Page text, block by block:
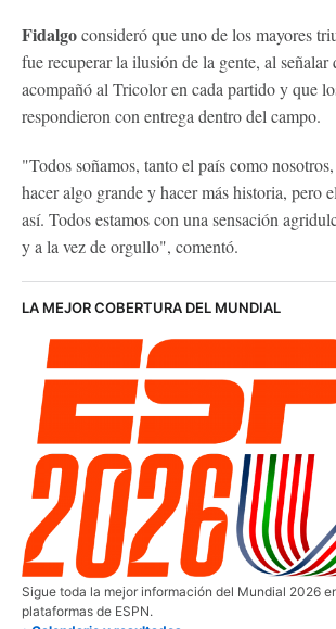
Fidalgoconsideró que uno de los mayores
fue recuperar la ilusión de la gente, al señalar
acompañó al Tricolor en cada partido y que
respondieron con entrega dentro del campo.
"Todos soñamos, tanto el país como
hacer algo grande y hacer más historia, pero
así. Todos estamos con una sensación
y a la vez de orgullo", comentó.
LA MEJOR COBERTURA DEL MUNDIAL
Sigue toda la mejor información del Mundial 2026
plataformas de ESPN.